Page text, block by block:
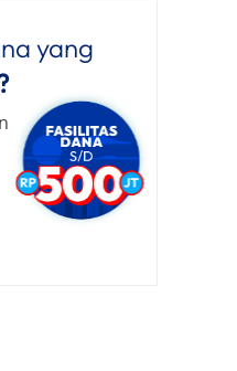
yang